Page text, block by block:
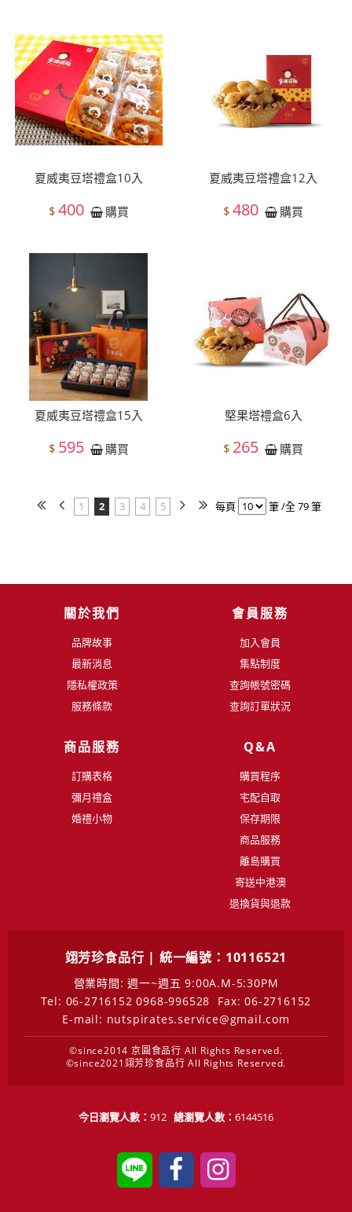
夏威夷豆塔禮盒10入
$ 400 購買
夏威夷豆塔禮盒12入
$ 480 購買
夏威夷豆塔禮盒15入
$ 595 購買
堅果塔禮盒6入
$ 265 購買
1 2 3 4 5 每頁 筆 /全 79 筆
關於我們
品牌故事
最新消息
隱私權政策
服務條款
會員服務
加入會員
集點制度
查詢帳號密碼
查詢訂單狀況
商品服務
訂購表格
彌月禮盒
婚禮小物
Q&A
購買程序
宅配自取
保存期限
商品服務
離島購買
寄送中港澳
退換貨與退款
翊芳珍食品行 | 統一編號：10116521
營業時間: 週一~週五 9:00A.M-5:30PM
Tel: 06-2716152 0968-996528
Fax: 06-2716152
E-mail: nutspirates.service@gmail.com
©since2014 京圓食品行 All Rights Reserved.
©since2021翊芳珍食品行 All Rights Reserved.
今日瀏覽人數： 912 總瀏覽人數： 6144516